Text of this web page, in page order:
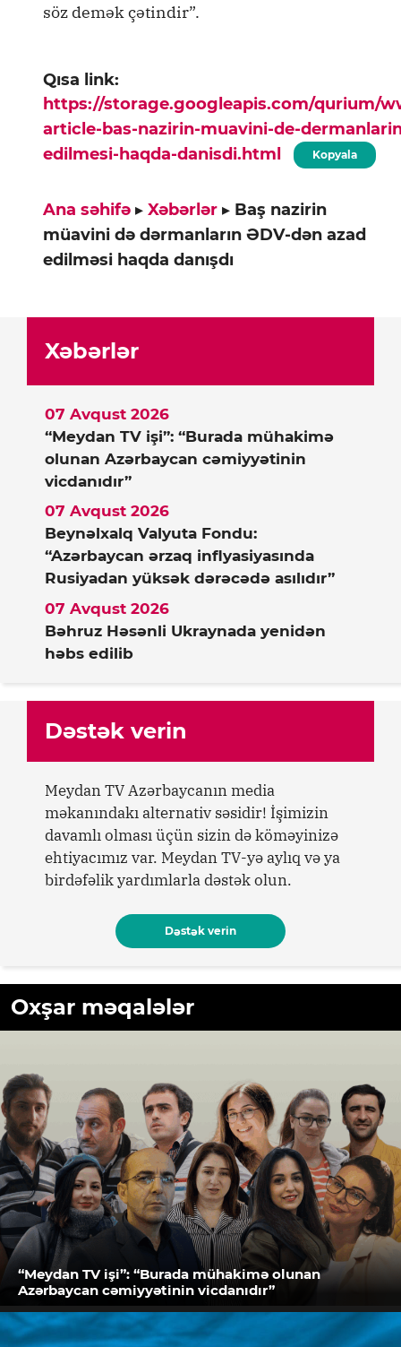
söz demək çətindir”.
Qısa link:
https://storage.googleapis.com/qurium/
article-bas-nazirin-muavini-de-
edilmesi-haqda-danisdi.html
Kopyala
Ana səhifə ▸ Xəbərlər ▸ Baş nazirin
müavini də dərmanların ƏDV-dən azad
edilməsi haqda danışdı
Xəbərlər
“Meydan TV işi”: “Burada mühakimə
olunan Azərbaycan cəmiyyətinin
vicdanıdır”
07 Avqust 2026
Beynəlxalq Valyuta Fondu:
“Azərbaycan ərzaq inflyasiyasında
Rusiyadan yüksək dərəcədə asılıdır”
07 Avqust 2026
Bəhruz Həsənli Ukraynada yenidən
həbs edilib
07 Avqust 2026
Dəstək verin
Meydan TV Azərbaycanın media
məkanındakı alternativ səsidir! İşimizin
davamlı olması üçün sizin də köməyinizə
ehtiyacımız var. Meydan TV-yə aylıq və ya
birdəfəlik yardımlarla dəstək olun.
Dəstək verin
Oxşar məqalələr
“Meydan TV işi”: “Burada mühakimə olunan
Azərbaycan cəmiyyətinin vicdanıdır”